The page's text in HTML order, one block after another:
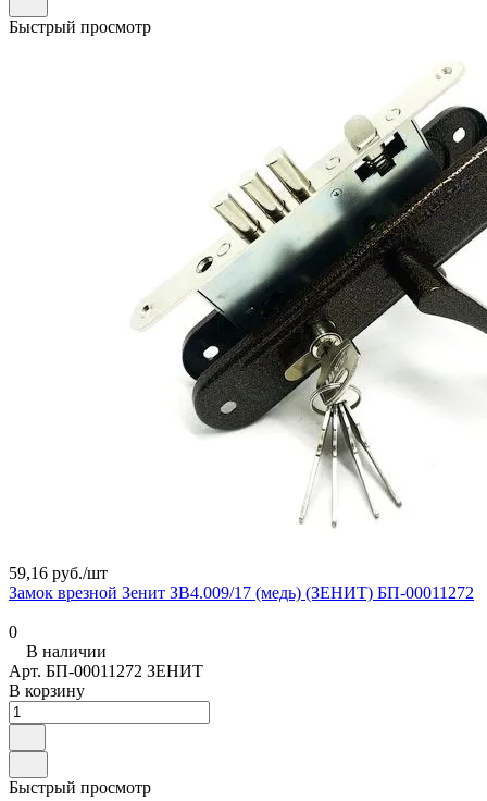
Быстрый просмотр
59,16 руб./шт
Замок врезной Зенит ЗВ4.009/17 (медь) (ЗЕНИТ) БП-00011272
0
В наличии
Арт. БП-00011272 ЗЕНИТ
В корзину
Быстрый просмотр